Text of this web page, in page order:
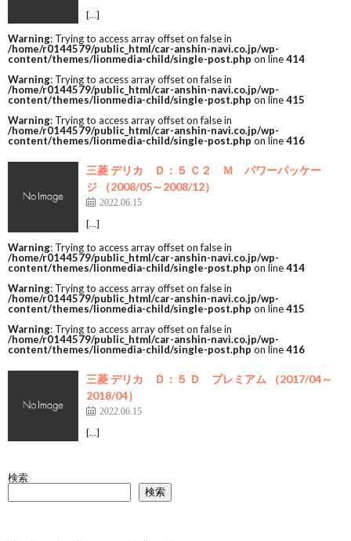
[…]
Warning: Trying to access array offset on false in
/home/r0144579/public_html/car-anshin-navi.co.jp/wp-
content/themes/lionmedia-child/single-post.php on line414
Warning: Trying to access array offset on false in
/home/r0144579/public_html/car-anshin-navi.co.jp/wp-
content/themes/lionmedia-child/single-post.php on line415
Warning: Trying to access array offset on false in
/home/r0144579/public_html/car-anshin-navi.co.jp/wp-
content/themes/lionmedia-child/single-post.php on line416
三菱 デリカ Ｄ：５ Ｃ２ Ｍ パワーパッケー
ジ （2008/05～2008/12）
2022.06.15
[…]
Warning: Trying to access array offset on false in
/home/r0144579/public_html/car-anshin-navi.co.jp/wp-
content/themes/lionmedia-child/single-post.php on line414
Warning: Trying to access array offset on false in
/home/r0144579/public_html/car-anshin-navi.co.jp/wp-
content/themes/lionmedia-child/single-post.php on line415
Warning: Trying to access array offset on false in
/home/r0144579/public_html/car-anshin-navi.co.jp/wp-
content/themes/lionmedia-child/single-post.php on line416
三菱 デリカ Ｄ：５ Ｄ プレミアム （2017/04～
2018/04）
2022.06.15
[…]
検索
検索